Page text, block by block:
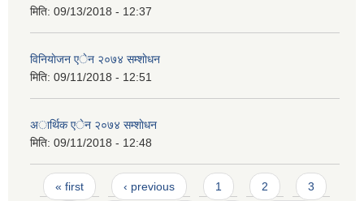
मिति: 09/13/2018 - 12:37
विनियाेजन एेन २०७४ सम्शाेधन
मिति: 09/11/2018 - 12:51
अार्थिक एेन २०७४ सम्शाेधन
मिति: 09/11/2018 - 12:48
Pages
« first ‹ previous 1 2 3